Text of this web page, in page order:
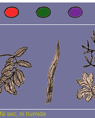
Ni sec, ni humide